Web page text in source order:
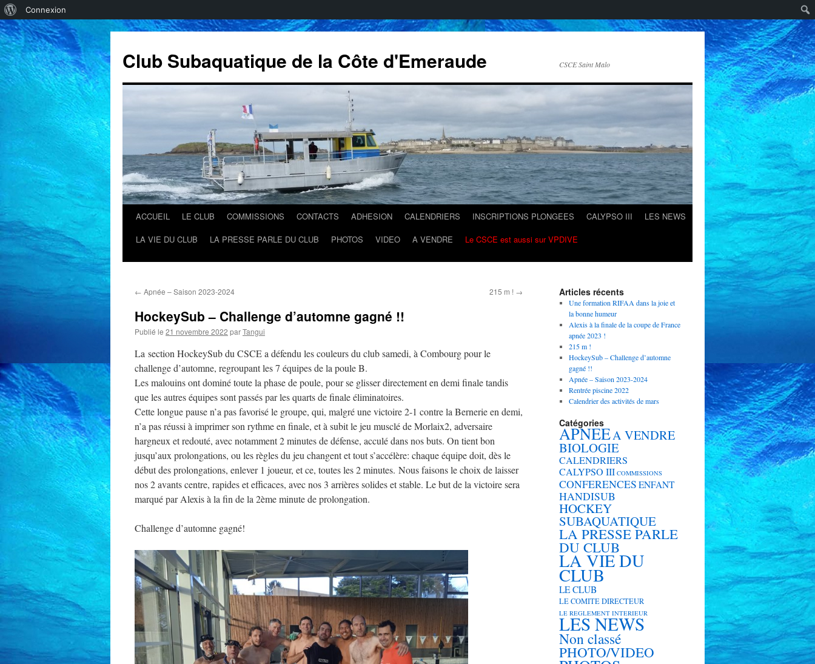
propos
de
WordPress
Connexion
Club Subaquatique de la Côte d'Emeraude CSCE Saint Malo
Aller
contenu
ACCUEIL LE CLUB COMMISSIONS CONTACTS ADHESION CALENDRIERS INSCRIPTIONS PLONGEES CALYPSO III
LES NEWS
LA VIE DU CLUB
LA PRESSE PARLE DU CLUB PHOTOS VIDEO A VENDRE Le CSCE est aussi sur VPDIVE
← Apnée – Saison 2023-2024 215 m ! →
HockeySub – Challenge d’automne gagné !!
Publié le 21 novembre 2022 parTangui
La section HockeySub du CSCE a défendu les couleurs du club samedi, à Combourg pour le
challenge d’automne, regroupant les 7 équipes de la poule B.
Les malouins ont dominé toute la phase de poule, pour se glisser directement en demi finale tandis
que les autres équipes sont passés par les quarts de finale éliminatoires.
Cette longue pause n’a pas favorisé le groupe, qui, malgré une victoire 2-1 contre la Bernerie en demi,
n’a pas réussi à imprimer son rythme en finale, et à subit le jeu musclé de Morlaix2, adversaire
hargneux et redouté, avec notamment 2 minutes de défense, acculé dans nos buts. On tient bon
jusqu’aux prolongations, ou les règles du jeu changent et tout s’accélère: chaque équipe doit, dès le
début des prolongations, enlever 1 joueur, et ce, toutes les 2 minutes. Nous faisons le choix de laisser
nos 2 avants centre, rapides et efficaces, avec nos 3 arrières solides et stable. Le but de la victoire sera
marqué par Alexis à la fin de la 2ème minute de prolongation.
Challenge d’automne gagné!
Articles récents
Une formation RIFAA dans la joie et
la bonne humeur
Alexis à la finale de la coupe de France
apnée 2023 !
215 m !
HockeySub – Challenge d’automne
gagné !!
Apnée – Saison 2023-2024
Rentrée piscine 2022
Calendrier des activités de mars
Catégories
APNEEA VENDRE
BIOLOGIE
CALENDRIERS
CALYPSO III COMMISSIONS
CONFERENCES ENFANT
HANDISUB
HOCKEY
SUBAQUATIQUE
LA PRESSE PARLE
DU CLUB
LA VIE DU
CLUB
LE CLUB
LE COMITE DIRECTEUR
LE REGLEMENT INTERIEUR
LES NEWS
Non classé
PHOTO/VIDEO